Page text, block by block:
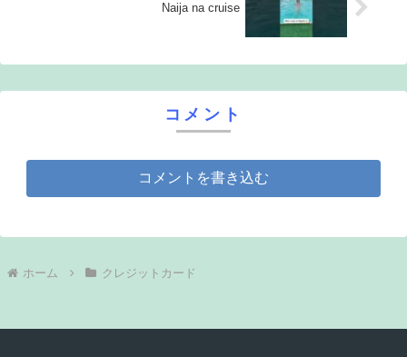
Naija na cruise
コメント
コメントを書き込む
ホーム クレジットカード